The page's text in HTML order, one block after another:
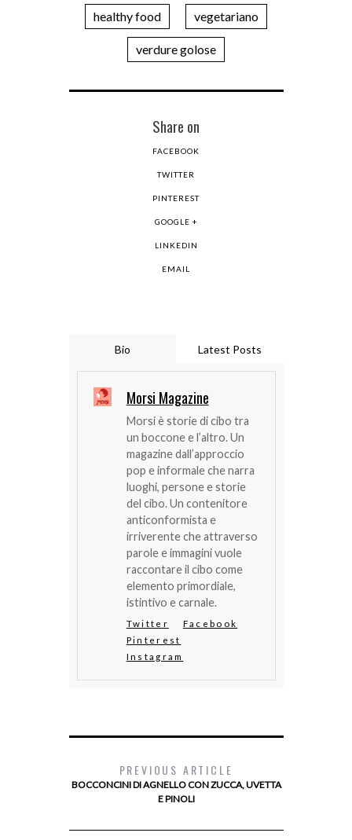
healthy food vegetariano
verdure golose
Share on
FACEBOOK
TWITTER
PINTEREST
GOOGLE +
LINKEDIN
EMAIL
Bio Latest Posts
Morsi Magazine
Morsi è storie di cibo tra
un boccone e l’altro. Un
magazine dall’approccio
pop e informale che narra
luoghi, persone e storie
del cibo. Un contenitore
anticonformista e
irriverente che attraverso
parole e immagini vuole
raccontare il cibo come
elemento primordiale,
istintivo e carnale.
Twitter
Facebook
Pinterest
Instagram
PREVIOUS ARTICLE
BOCCONCINI DI AGNELLO CON ZUCCA, UVETTA
E PINOLI